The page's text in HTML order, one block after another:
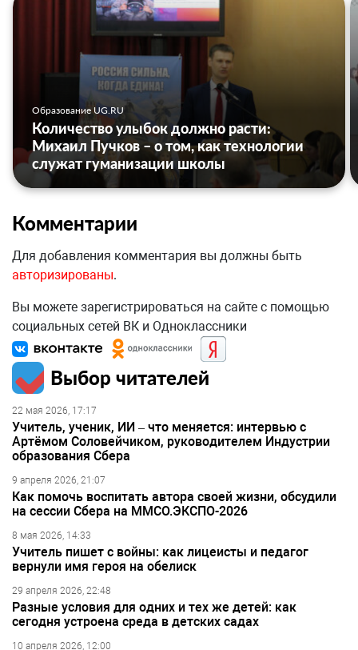
Образование UG.RU
Количество улыбок должно расти:
Михаил Пучков – о том, как технологии
служат гуманизации школы
Комментарии
Для добавления комментария вы должны быть
авторизированы.
Вы можете зарегистрироваться на сайте с помощью
социальных сетей ВК и Одноклассники
Выбор читателей
22 мая 2026, 17:17
Учитель, ученик, ИИ – что меняется: интервью с
Артёмом Соловейчиком, руководителем Индустрии
образования Сбера
9 апреля 2026, 21:07
Как помочь воспитать автора своей жизни, обсудили
на сессии Сбера на ММСО.ЭКСПО-2026
8 мая 2026, 14:33
Учитель пишет с войны: как лицеисты и педагог
вернули имя героя на обелиск
29 апреля 2026, 22:48
Разные условия для одних и тех же детей: как
сегодня устроена среда в детских садах
10 апреля 2026, 12:00